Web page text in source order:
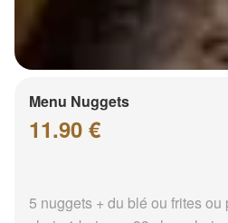
Menu Nuggets
11.90 €
5 nuggets + du blé ou frites